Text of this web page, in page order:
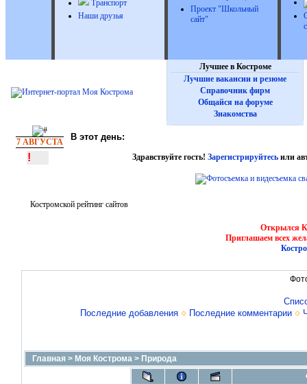
Транспорт
Наши друзья
Проект "Школьный
сайт"
Лучшее в Костроме
Лучшие вакансии и резюме
Справочник фирм
Общайся на форуме
Знакомства
7 АВГУСТА В этот день:
! Здравствуйте гость! Зарегистрируйтесьили
Костромской рейтинг сайтов
Открылся
Приглашаем всех
Последние добавления
Последние комментарии
Главная > Моя Кострома> Природа